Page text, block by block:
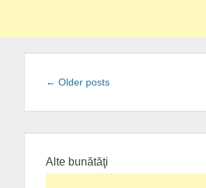
Post
← Older posts
Alte bunătăţi